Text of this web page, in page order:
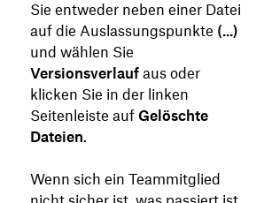
Sie entweder neben einer Datei
auf die Auslassungspunkte (...)
und wählen Sie
Versionsverlaufaus oder
klicken Sie in der linken
Seitenleiste auf Gelöschte
Dateien.
Wenn sich ein Teammitglied